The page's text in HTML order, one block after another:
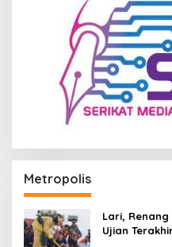
Metropolis
Lari,
Ujian